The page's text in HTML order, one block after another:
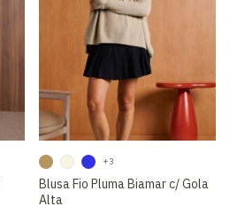
Blusa Fio Pluma Biamar c/ Gola
Alta
+3